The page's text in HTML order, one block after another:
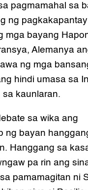
pagmamahal sa
ng
mga bayang
Alemanya
ng mga
hindi umasa sa
sa kaunlaran.
sa wika ang
ng bayan
Hanggang sa
pa rin ang
pamamagitan ni